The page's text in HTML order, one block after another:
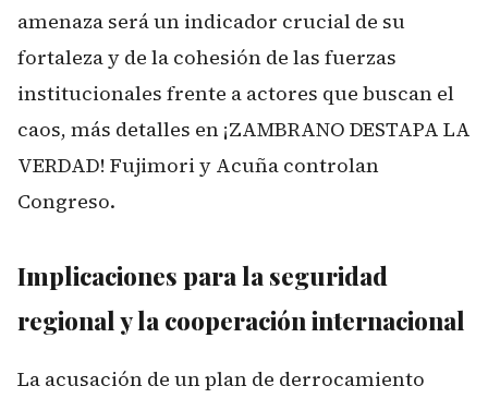
amenaza será un indicador crucial de su
fortaleza y de la cohesión de las fuerzas
institucionales frente a actores que buscan el
caos, más detalles en ¡ZAMBRANO DESTAPA LA
VERDAD! Fujimori y Acuña controlan
Congreso.
Implicaciones para la seguridad
regional y la cooperación internacional
La acusación de un plan de derrocamiento